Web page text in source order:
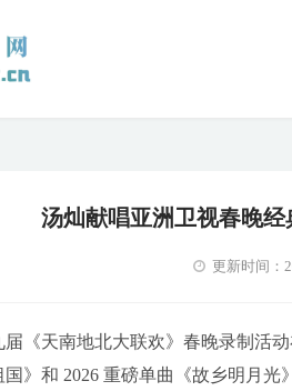
汤灿献唱亚洲卫视春晚
更新时间：
《天南地北大联欢》春晚录制活
》和 2026 重磅单曲《故乡明月